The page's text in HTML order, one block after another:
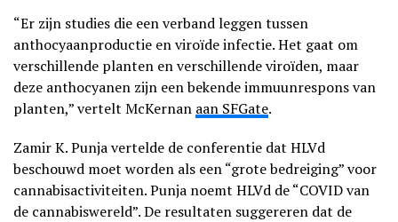
“Er zijn studies die een verband leggen tussen
anthocyaanproductie en viroïde infectie. Het gaat om
verschillende planten en verschillende viroïden, maar
deze anthocyanen zijn een bekende immuunrespons van
planten,” vertelt McKernan aan SFGate.
Zamir K. Punja vertelde de conferentie dat HLVd
beschouwd moet worden als een “grote bedreiging” voor
cannabisactiviteiten. Punja noemt HLVd de “COVID van
de cannabiswereld”. De resultaten suggereren dat de